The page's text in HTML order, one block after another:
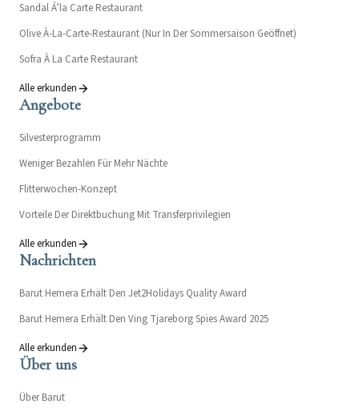
Sandal Á’la Carte Restaurant
Olive À-La-Carte-Restaurant (Nur In Der Sommersaison Geöffnet)
Sofra À La Carte Restaurant
Alle erkunden
Angebote
Silvesterprogramm
Weniger Bezahlen Für Mehr Nächte
Flitterwochen-Konzept
Vorteile Der Direktbuchung Mit Transferprivilegien
Alle erkunden
Nachrichten
Barut Hemera Erhält Den Jet2Holidays Quality Award
Barut Hemera Erhält Den Ving Tjareborg Spies Award 2025
Alle erkunden
Über uns
Über Barut